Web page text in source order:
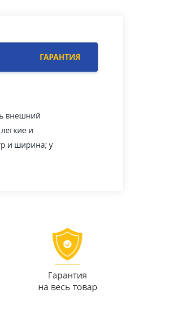
ГАРАНТИЯ
внешний
и
и ширина; у
Гарантия
на весь товар